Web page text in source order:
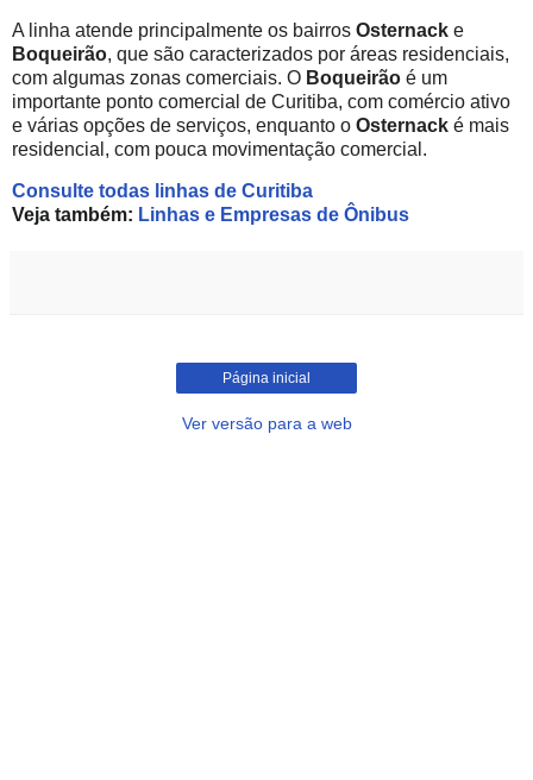
A linha atende principalmente os bairros Osternack e
Boqueirão, que são caracterizados por áreas residenciais,
com algumas zonas comerciais. O Boqueirão é um
importante ponto comercial de Curitiba, com comércio ativo
e várias opções de serviços, enquanto o Osternack é mais
residencial, com pouca movimentação comercial.
Consulte todas linhas de Curitiba
Veja também: Linhas e Empresas de Ônibus
Página inicial
Ver versão para a web